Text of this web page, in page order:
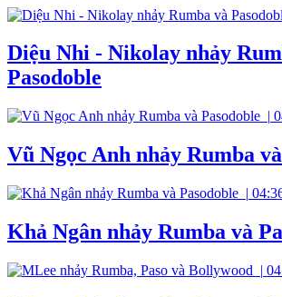
Diệu Nhi - Nikolay nhảy
Pasodoble
|
Vũ Ngọc Anh nhảy Rumba
|
Khả Ngân nhảy Rumba và
|